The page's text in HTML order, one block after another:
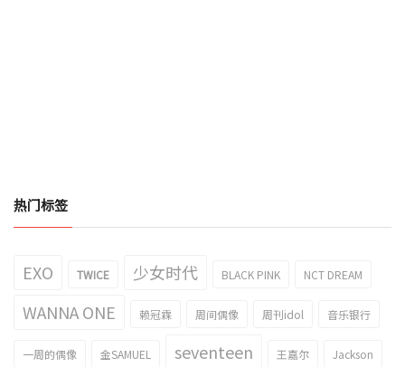
热门标签
EXO TWICE 少女时代 BLACK PINK NCT DREAM
WANNA ONE 赖冠霖 周间偶像 周刊idol 音乐银行
一周的偶像 金SAMUEL seventeen 王嘉尔 Jackson